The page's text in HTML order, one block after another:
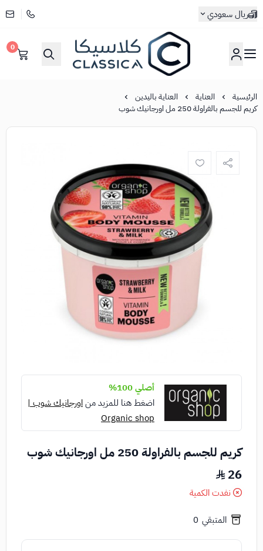
ريال سعودي
كلاسيكا
0
الرئيسية العناية
العناية باليدين
كريم للجسم بالفراولة 250 مل اورجانيك شوب
أصلي 100%
اضغط هنا للمزيد مناورجانيك شوب |
Organic shop
كريم للجسم بالفراولة 250 مل اورجانيك شوب
26
نفدت الكمية
المتبقي 0